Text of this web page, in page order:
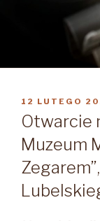
W
12 LUTEGO
Otwarcie
Muzeum